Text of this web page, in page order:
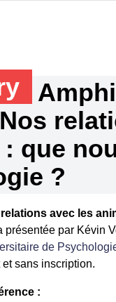
que
?
relations avec les
présentée par Kévin
de
sans inscription.
: